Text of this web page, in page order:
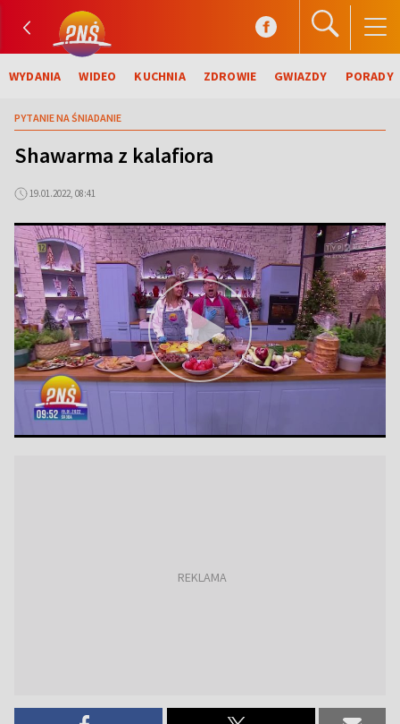
WYDANIA WIDEO KUCHNIA ZDROWIE GWIAZDY PORADY
PYTANIE NA ŚNIADANIE
Shawarma z kalafiora
19.01.2022, 08:41